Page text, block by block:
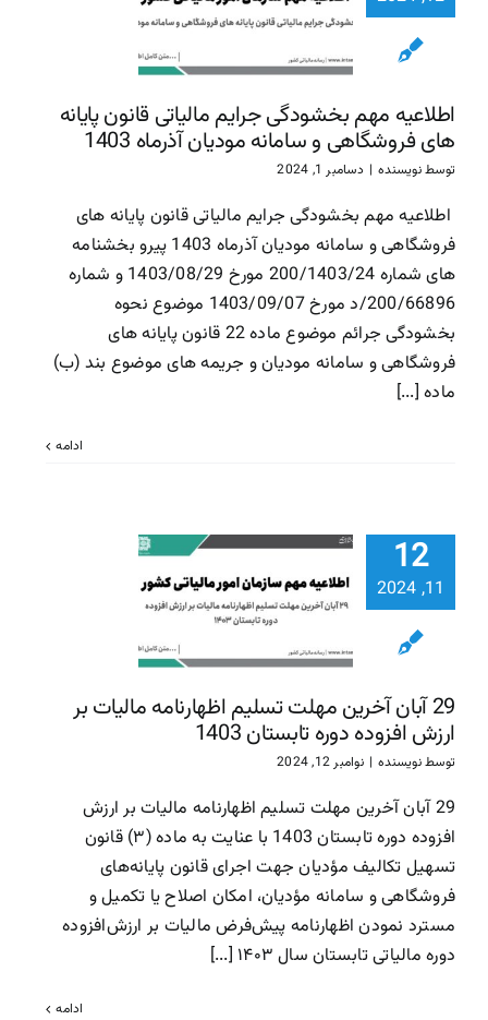
آذرماه 1403
سازمان امور مالیاتی
اطلاعیه مهم بخشودگی جرایم مالیاتی قانون پایانه
های فروشگاهی و سامانه مودیان آذرماه 1403
توسطنویسنده | دسامبر 1, 2024
اطلاعیه مهم بخشودگی جرایم مالیاتی قانون پایانه های
فروشگاهی و سامانه مودیان آذرماه 1403 پیرو بخشنامه
های شماره 200/1403/24 مورخ 1403/08/29 و شماره
200/66896/د مورخ 1403/09/07 موضوع نحوه
بخشودگی جرائم موضوع ماده 22 قانون پایانه های
فروشگاهی و سامانه مودیان و جریمه های موضوع بند (ب)
ماده [...]
ادامه
12
11, 2024
سازمان امور مالیاتی29 آبان آخرین مهلت تسلیم اظهارنامه مالیات بر
ارزش افزوده دوره تابستان 1403
توسطنویسنده | نوامبر 12, 2024
29 آبان آخرین مهلت تسلیم اظهارنامه مالیات بر ارزش
افزوده دوره تابستان 1403 با عنایت به ماده (۳) قانون
تسهیل تکالیف مؤدیان جهت اجرای قانون پایانه‌های
فروشگاهی و سامانه مؤدیان، امکان اصلاح یا تکمیل و
مسترد نمودن اظهارنامه پیش‌فرض مالیات بر ارزش‌افزوده
دوره مالیاتی تابستان سال ۱۴۰۳ [...]
ادامه